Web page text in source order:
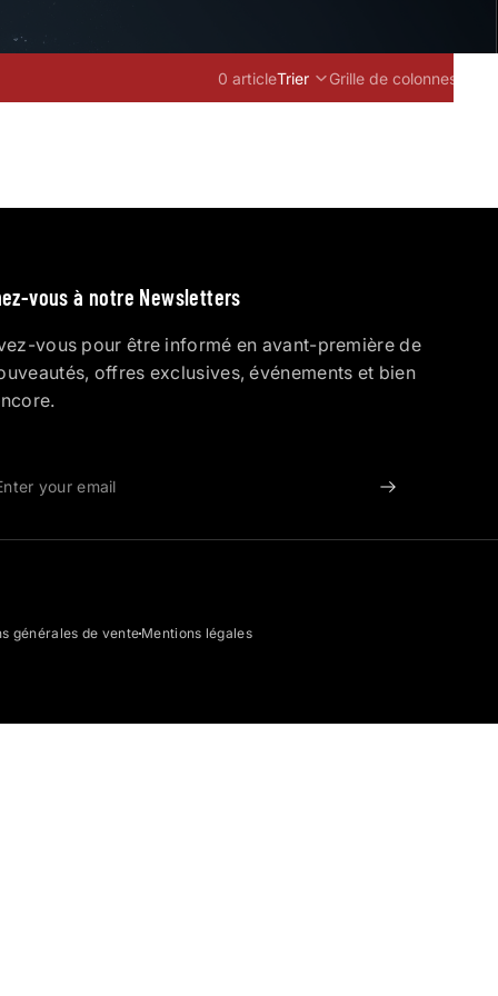
0 articleTrier Grille de colonnes
vous à notre Newsletters
vous pour être informé en avant-première de
offres exclusives, événements et bien
générales de vente
dot
Mentions légales